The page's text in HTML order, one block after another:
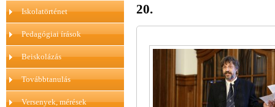
Iskolatörténet
Pedagógiai írások
Beiskolázás
Továbbtanulás
Versenyek, mérések
20.